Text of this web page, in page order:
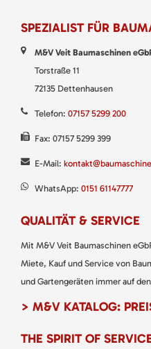
SPEZIALIST FÜR
M&V Veit Baumaschinen
Torstraße 11
72135 Dettenhausen
Telefon: 07157 5299 200
Fax: 07157 5299 399
E-Mail:
WhatsApp: 0151 61147777
QUALITÄT & SERVICE
Mit M&V Veit Baumaschinen
Miete, Kauf und Service von
und Gartengeräten immer auf
> M&V KATALOG:
THE SPIRIT OF